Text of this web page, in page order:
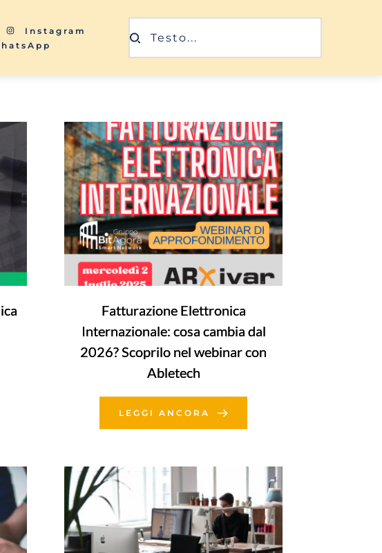
Instagram
Testo...
Fatturazione Elettronica
Internazionale: cosa cambia dal
2026? Scoprilo nel webinar con
Abletech
LEGGI ANCORA